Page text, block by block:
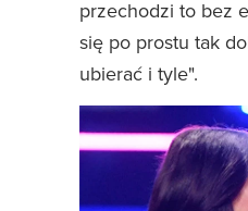
przechodzi to bez
się po prostu tak
ubierać i tyle".